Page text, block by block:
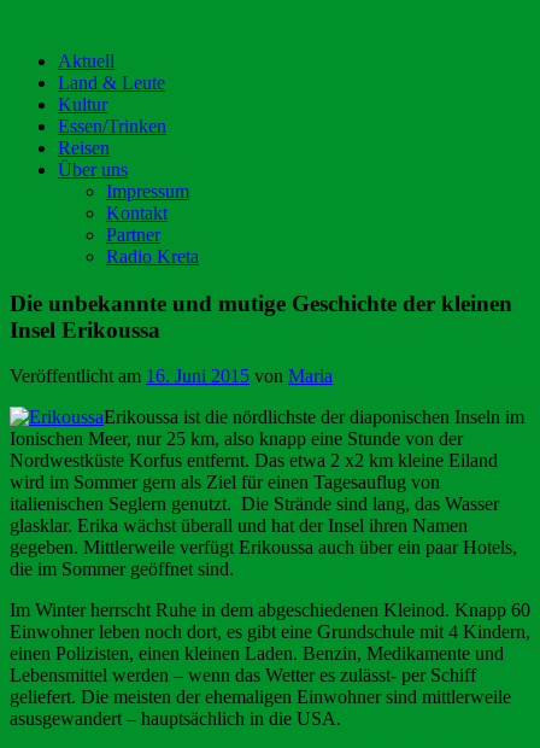
Aktuell
Land & Leute
Kultur
Essen/Trinken
Reisen
Über uns
Impressum
Kontakt
Partner
Radio Kreta
Die unbekannte und mutige Geschichte der kleinen
Insel Erikoussa
Veröffentlicht am 16. Juni 2015 von Maria
Erikoussa ist die nördlichste der diaponischen Inseln im
Ionischen Meer, nur 25 km, also knapp eine Stunde von der
Nordwestküste Korfus entfernt. Das etwa 2 x2 km kleine Eiland
wird im Sommer gern als Ziel für einen Tagesauflug von
italienischen Seglern genutzt. Die Strände sind lang, das Wasser
glasklar. Erika wächst überall und hat der Insel ihren Namen
gegeben. Mittlerweile verfügt Erikoussa auch über ein paar Hotels,
die im Sommer geöffnet sind.
Im Winter herrscht Ruhe in dem abgeschiedenen Kleinod. Knapp 60
Einwohner leben noch dort, es gibt eine Grundschule mit 4 Kindern,
einen Polizisten, einen kleinen Laden. Benzin, Medikamente und
Lebensmittel werden – wenn das Wetter es zulässt- per Schiff
geliefert. Die meisten der ehemaligen Einwohner sind mittlerweile
asusgewandert – hauptsächlich in die USA.